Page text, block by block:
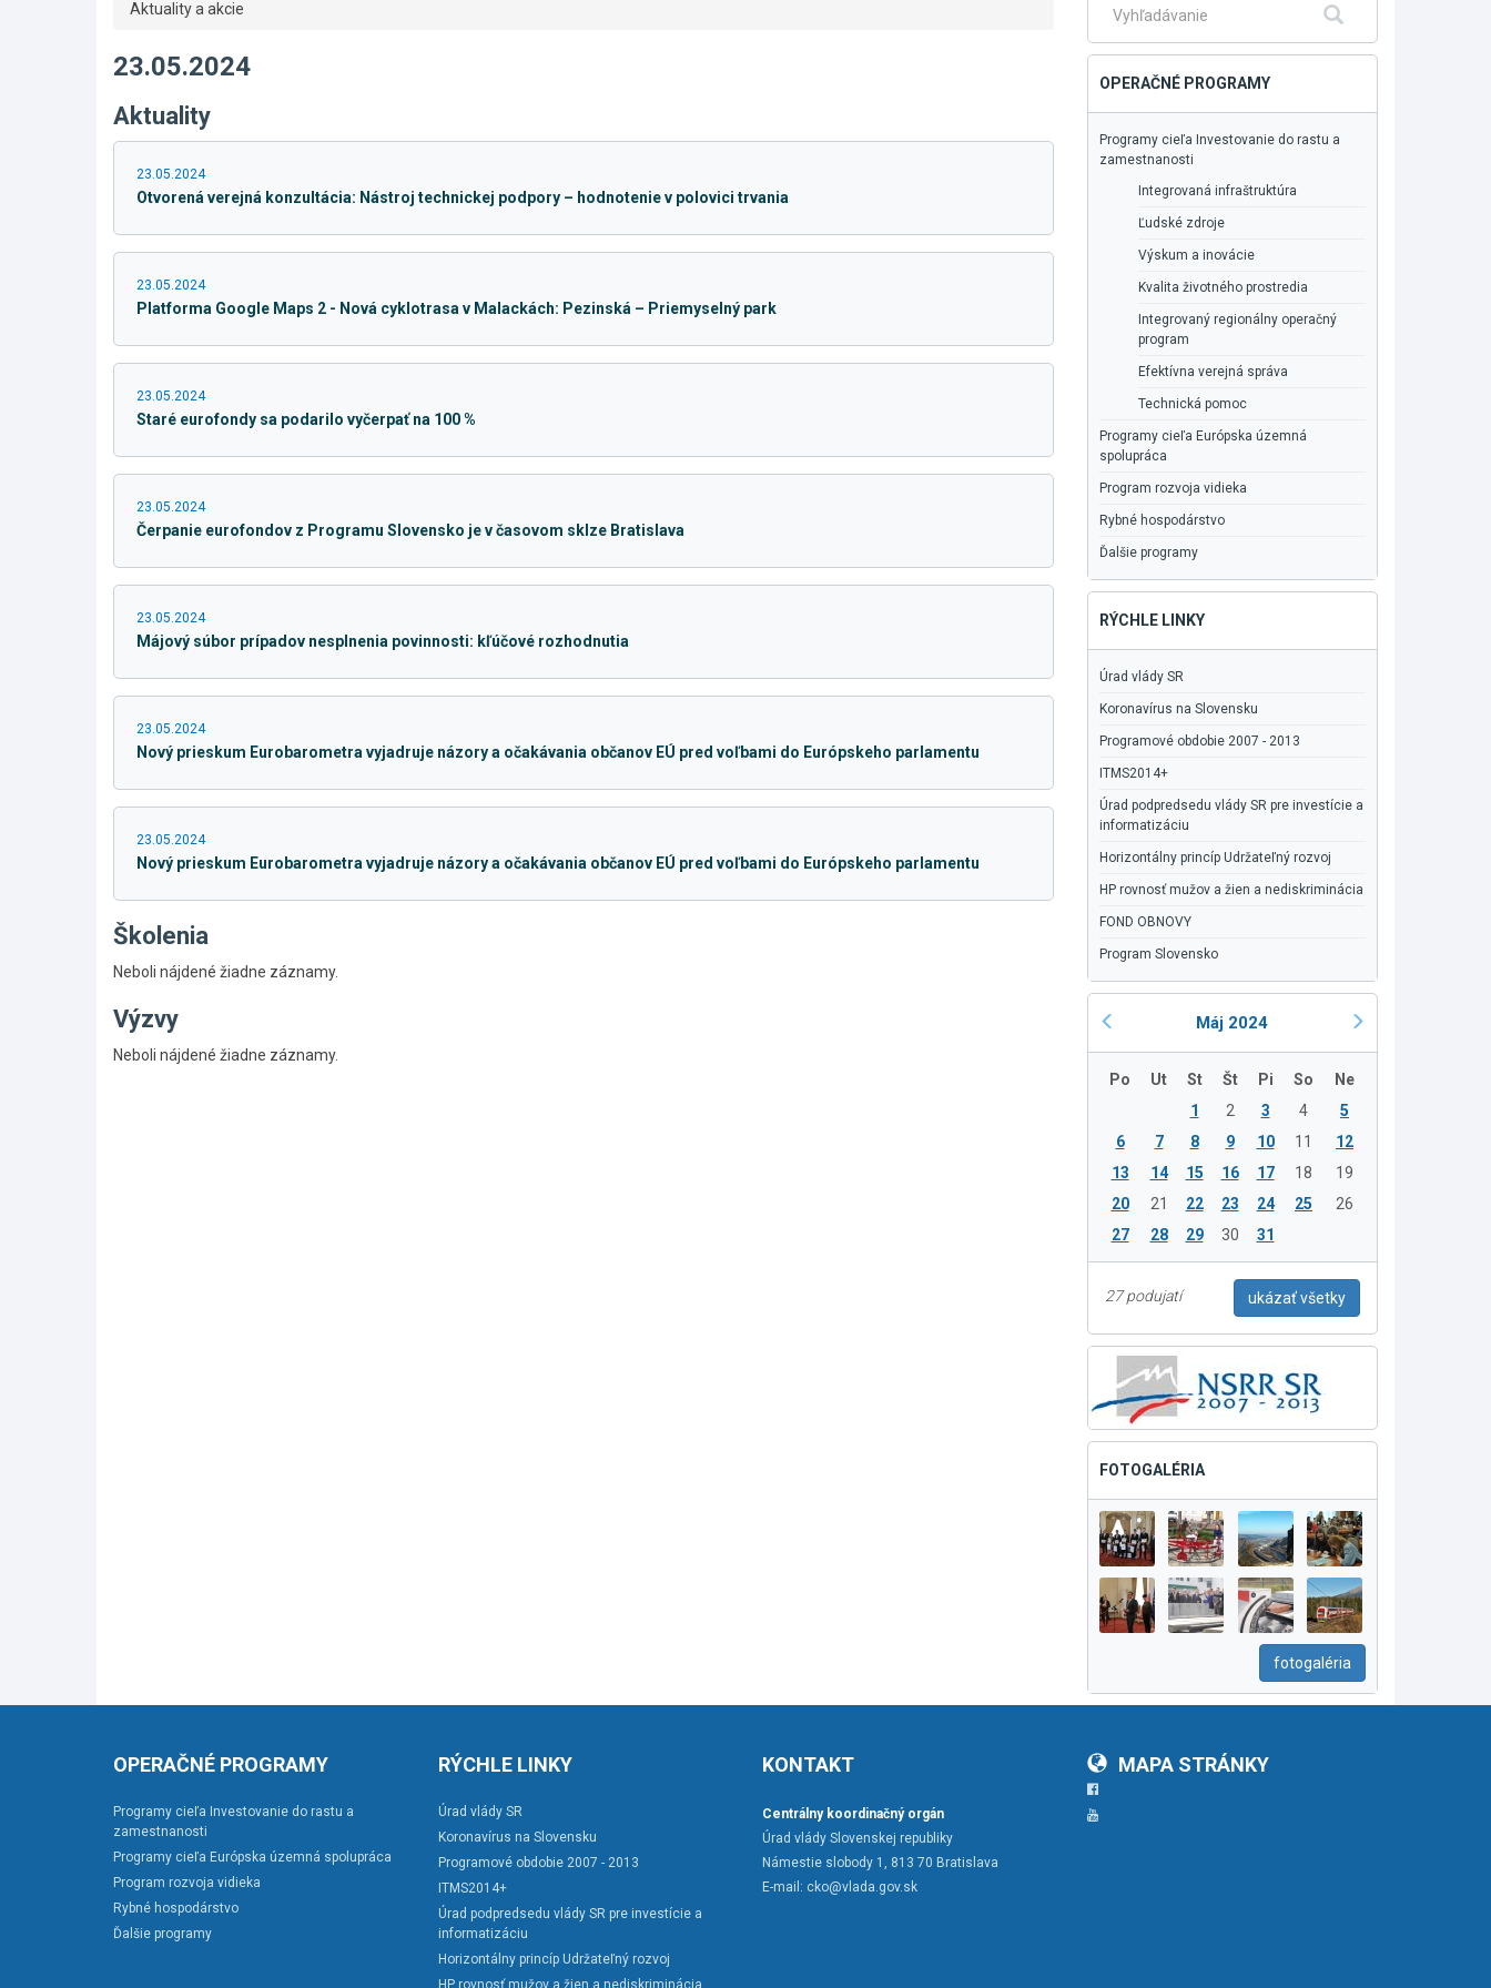
Aktuality a akcie
23.05.2024
Aktuality
23.05.2024
Otvorená verejná konzultácia: Nástroj technickej podpory – hodnotenie v polovici trvania
23.05.2024
Platforma Google Maps 2 - Nová cyklotrasa v Malackách: Pezinská – Priemyselný park
23.05.2024
Staré eurofondy sa podarilo vyčerpať na 100 %
23.05.2024
Čerpanie eurofondov z Programu Slovensko je v časovom sklze Bratislava
23.05.2024
Májový súbor prípadov nesplnenia povinnosti: kľúčové rozhodnutia
23.05.2024
Nový prieskum Eurobarometra vyjadruje názory a očakávania občanov EÚ pred voľbami do Európskeho parlamentu
23.05.2024
Nový prieskum Eurobarometra vyjadruje názory a očakávania občanov EÚ pred voľbami do Európskeho parlamentu
Školenia
Neboli nájdené žiadne záznamy.
Výzvy
Neboli nájdené žiadne záznamy.
Fulltextové
OPERAČNÉ PROGRAMY
Programy cieľa Investovanie do rastu a
zamestnanosti
Integrovaná infraštruktúra
Ľudské zdroje
Výskum a inovácie
Kvalita životného prostredia
Integrovaný regionálny operačný
program
Efektívna verejná správa
Technická pomoc
Programy cieľa Európska územná
spolupráca
Program rozvoja vidieka
Rybné hospodárstvo
Ďalšie programy
RÝCHLE LINKY
Úrad vlády SR
Koronavírus na Slovensku
Programové obdobie 2007 - 2013
ITMS2014+
Úrad podpredsedu vlády SR pre investície a
informatizáciu
Horizontálny princíp Udržateľný rozvoj
HP rovnosť mužov a žien a nediskriminácia
FOND OBNOVY
Program Slovensko
Máj 2024
Po Ut St Št Pi So
Ne
1
2 3 4
5
6
7 8 9 10 11
12
13
14 15 16 17 18
19
20
21 22 23 24 25
26
27
28 29 30 31
27 podujatí ukázať všetky
FOTOGALÉRIA
fotogaléria
OPERAČNÉ PROGRAMY
Programy cieľa Investovanie do rastu a
zamestnanosti
Programy cieľa Európska územná spolupráca
Program rozvoja vidieka
Rybné hospodárstvo
Ďalšie programy
RÝCHLE LINKY
Úrad vlády SR
Koronavírus na Slovensku
Programové obdobie 2007 - 2013
ITMS2014+
Úrad podpredsedu vlády SR pre investície a
informatizáciu
Horizontálny princíp Udržateľný rozvoj
HP rovnosť mužov a žien a nediskriminácia
KONTAKT
Centrálny koordinačný orgán
Úrad vlády Slovenskej republiky
Námestie slobody 1, 813 70 Bratislava
E-mail: cko@vlada.gov.sk
MAPA STRÁNKY
Facebook
YouTube